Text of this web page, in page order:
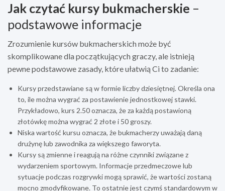
Jak czytać kursy bukmacherskie –
podstawowe informacje
Zrozumienie kursów bukmacherskich może być
skomplikowane dla początkujących graczy, ale istnieją
pewne podstawowe zasady, które ułatwią Ci to zadanie:
Kursy przedstawiane są w formie liczby dziesiętnej. Określa ona
to, ile można wygrać za postawienie jednostkowej stawki.
Przykładowo, kurs 2.50 oznacza, że za każdą postawioną
złotówkę można wygrać 2 złote i 50 groszy.
Niska wartość kursu oznacza, że bukmacherzy uważają daną
drużynę lub zawodnika za większego faworyta.
Kursy są zmienne i reagują na różne czynniki związane z
wydarzeniem sportowym. Informacje przedmeczowe lub
sytuacje podczas rozgrywki mogą sprawić, że wartości zostaną
mocno zmodyfikowane. To ostatnie jest czymś standardowym w